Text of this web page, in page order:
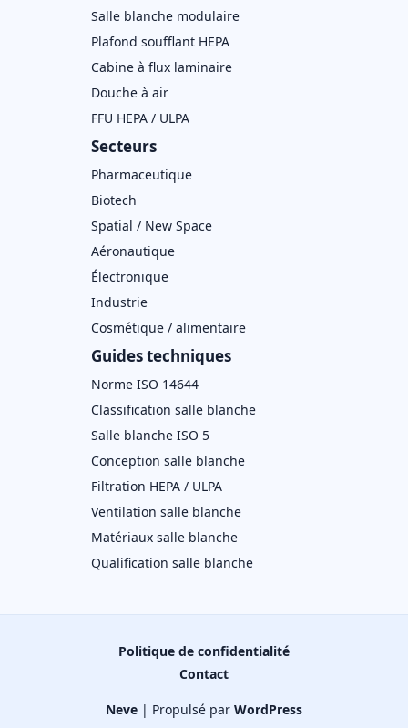
Salle blanche modulaire
Plafond soufflant HEPA
Cabine à flux laminaire
Douche à air
FFU HEPA / ULPA
Secteurs
Pharmaceutique
Biotech
Spatial / New Space
Aéronautique
Électronique
Industrie
Cosmétique / alimentaire
Guides techniques
Norme ISO 14644
Classification salle blanche
Salle blanche ISO 5
Conception salle blanche
Filtration HEPA / ULPA
Ventilation salle blanche
Matériaux salle blanche
Qualification salle blanche
Politique de confidentialité
Contact
Neve | Propulsé par WordPress